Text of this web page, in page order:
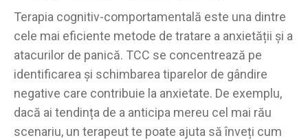
Terapia cognitiv-comportamentală este una dintre
cele mai eficiente metode de tratare a anxietății și a
atacurilor de panică. TCC se concentrează pe
identificarea și schimbarea tiparelor de gândire
negative care contribuie la anxietate. De exemplu,
dacă ai tendința de a anticipa mereu cel mai rău
scenariu, un terapeut te poate ajuta să înveți cum